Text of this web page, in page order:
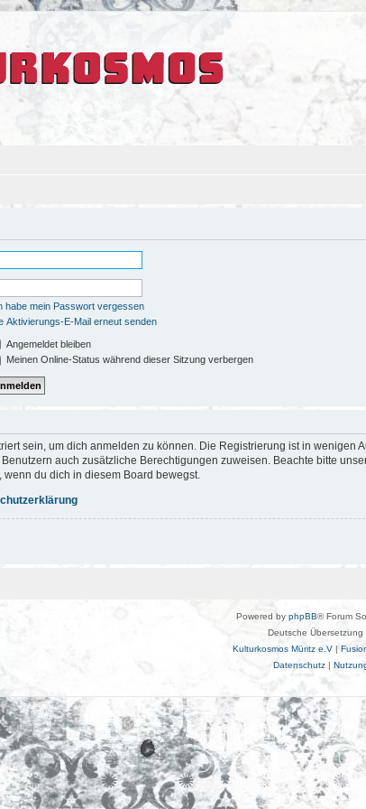
habe mein Passwort vergessen
Aktivierungs-E-Mail erneut senden
Angemeldet bleiben
Meinen Online-Status während dieser Sitzung verbergen
sein, um dich anmelden zu können. Die Registrierung ist in
auch zusätzliche Berechtigungen zuweisen. Beachte bitte
du dich in diesem Board bewegst.
Powered by phpBB® Forum
Deutsche Übersetzung
Kulturkosmos Müritz e.V |
Datenschutz|